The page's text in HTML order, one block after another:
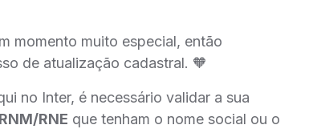
momento muito especial, então
de atualização cadastral. 🧡
no Inter, é necessário validar a sua
RNM/RNE que tenham o nome social ou o